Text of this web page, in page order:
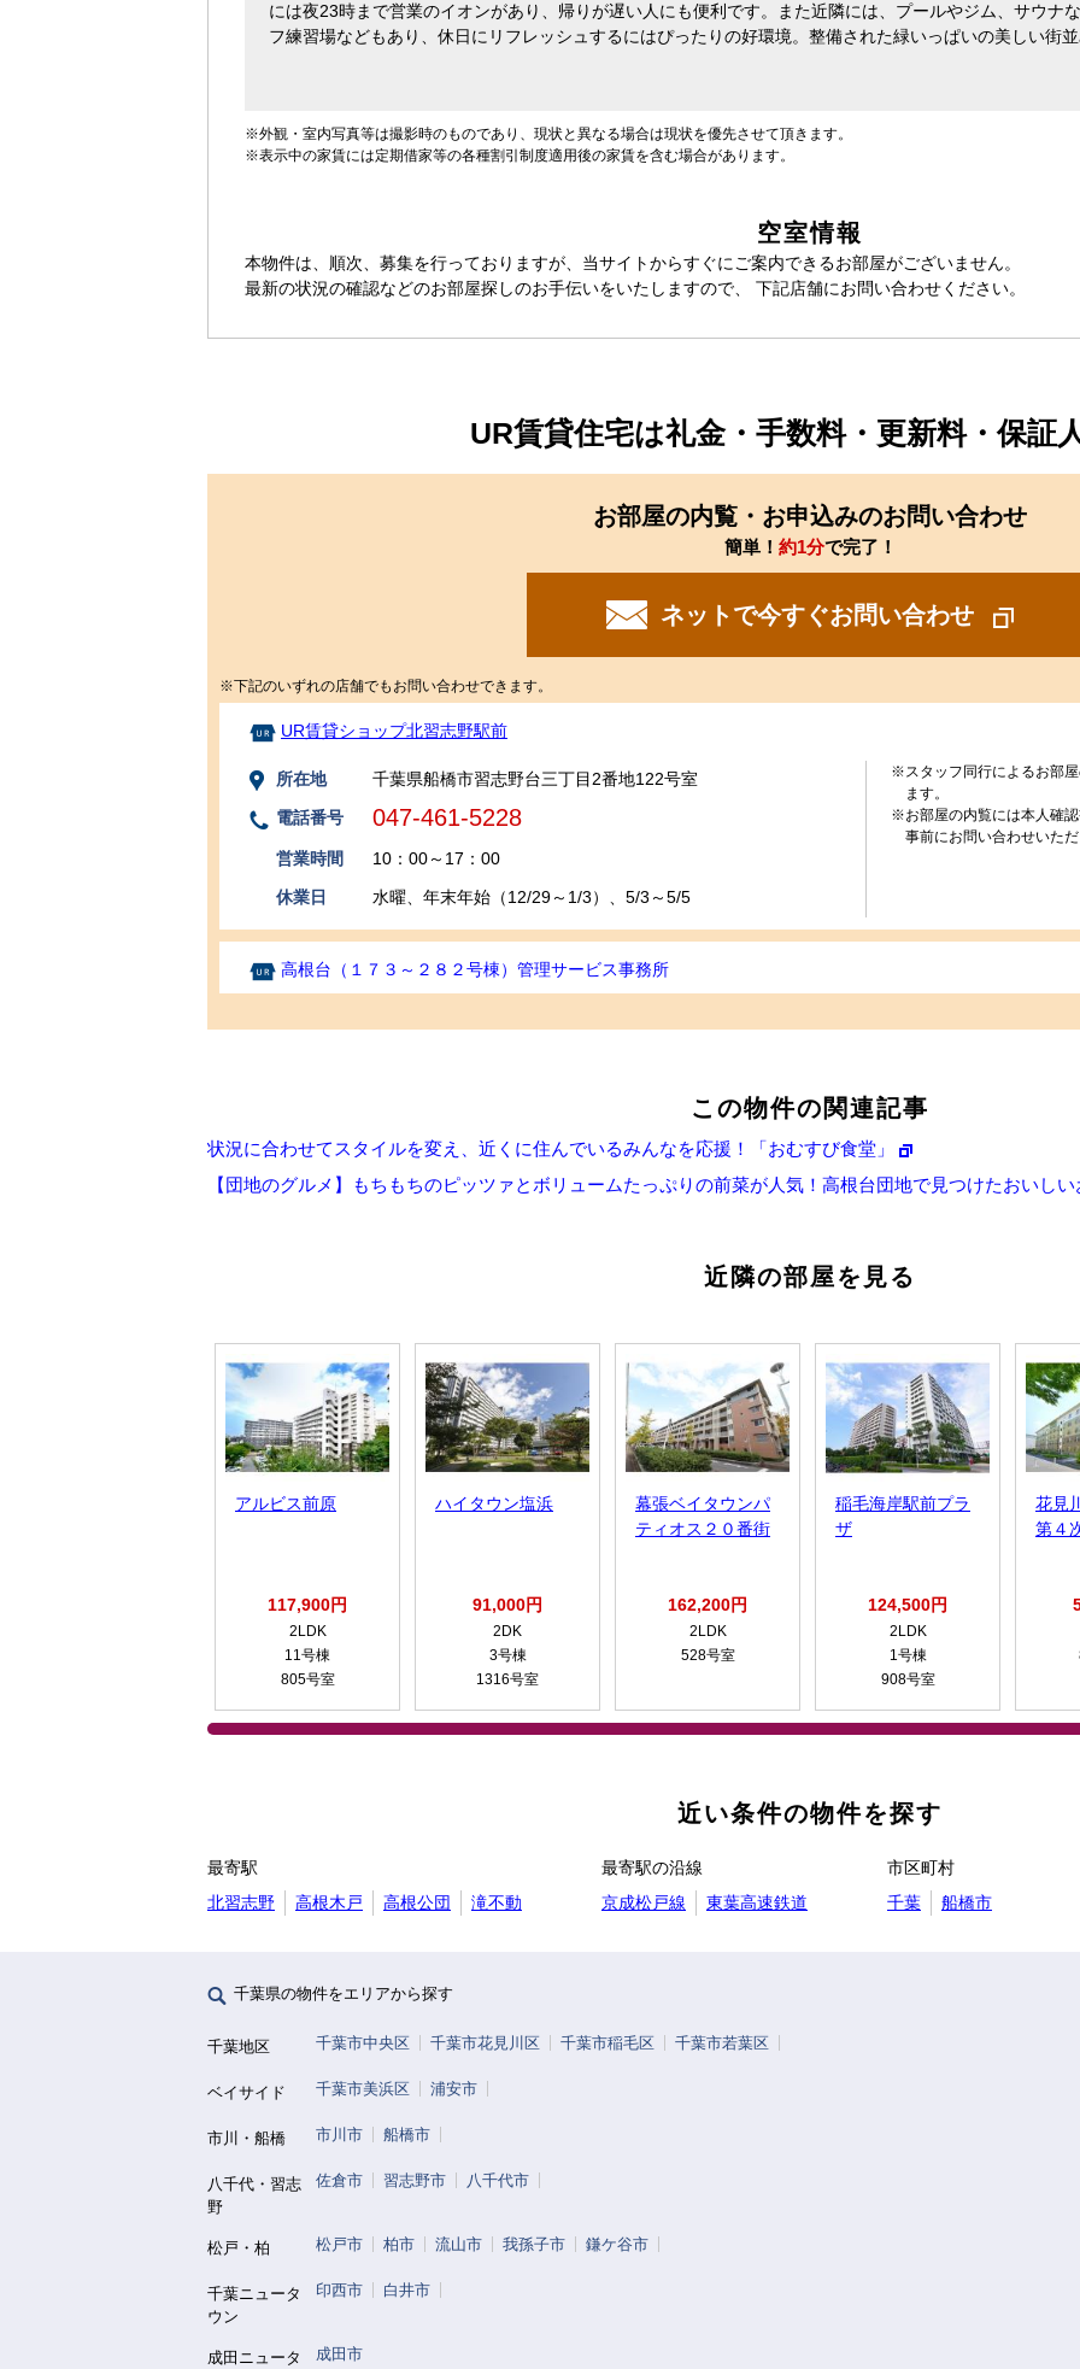
には夜23時まで営業のイオンがあり、帰りが遅い人にも便利です。また近隣には、プールやジム、サウナ
フ練習場などもあり、休日にリフレッシュするにはぴったりの好環境。整備された緑いっぱいの美しい街
※外観・室内写真等は撮影時のものであり、現状と異なる場合は現状を優先させて頂きます。
※表示中の家賃には定期借家等の各種割引制度適用後の家賃を含む場合があります。
空室情報
本物件は、順次、募集を行っておりますが、当サイトからすぐにご案内できるお部屋がございません。
最新の状況の確認などのお部屋探しのお手伝いをいたしますので、 下記店舗にお問い合わせください。
UR賃貸住宅は礼金・手数料・更新料・保証
お部屋の内覧・お申込みのお問い合わせ
簡単！ 約1分で完了！
ネットで今すぐお問い合わせ
※下記のいずれの店舗でもお問い合わせできます。
UR賃貸ショップ北習志野駅前
所在地
千葉県船橋市習志野台三丁目2番地122号室
電話番号
047-461-5228
営業時間
10：00～17：00
休業日
水曜、年末年始（12/29～1/3）、5/3～5/5
※スタッフ同行によるお部
ます。
※お部屋の内覧には本人確
事前にお問い合わせいた
高根台（１７３～２８２号棟）管理サービス事務所
この物件の関連記事
状況に合わせてスタイルを変え、近くに住んでいるみんなを応援！「おむすび食堂」
【団地のグルメ】もちもちのピッツァとボリュームたっぷりの前菜が人気！高根台団地で見つけたおいし
近隣の部屋を見る
アルビス前原
117,900円
2LDK
11号棟
805号室
ハイタウン塩浜
91,000円
2DK
3号棟
1316号室
幕張ベイタウンパ
ティオス２０番街
162,200円
2LDK
528号室
稲毛海岸駅前プラ
ザ
124,500円
2LDK
1号棟
908号室
花見
第４
近い条件の物件を探す
最寄駅
北習志野
高根木戸 高根公団 滝不動
最寄駅の沿線
京成松戸線
東葉高速鉄道
市区町村
千葉
船橋市
千葉県の物件をエリアから探す
千葉地区 千葉市中央区 千葉市花見川区 千葉市稲毛区 千葉市若葉区
ベイサイド 千葉市美浜区 浦安市
市川・船橋 市川市 船橋市
八千代・習志
野
佐倉市 習志野市 八千代市
松戸・柏 松戸市 柏市 流山市 我孫子市 鎌ケ谷市
千葉ニュータ
ウン
印西市 白井市
成田ニュータ 成田市